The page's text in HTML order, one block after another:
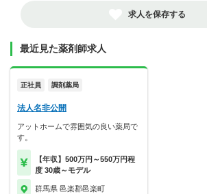
求人を保存する
最近見た薬剤師求人
正社員 調剤薬局
法人名非公開
アットホームで雰囲気の良い薬局で
す。
【年収】500万円～550万円程
度 30歳～モデル
群馬県 邑楽郡邑楽町